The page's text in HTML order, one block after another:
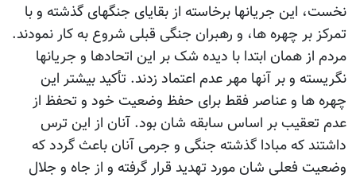
نخست، این جریانها برخاسته از بقایای جنگهای گذشته و با
تمرکز بر چهره ها، و رهبران جنگی قبلی شروع به کار نمودند.
مردم از همان ابتدا با دیده شک بر این اتحادها و جریانها
نگریسته و بر آنها مهر عدم اعتماد زدند. تأکید بیشتر این
چهره ها و عناصر فقط برای حفظ وضعیت خود و تحفظ از
عدم تعقیب بر اساس سابقه شان بود. آنان از این ترس
داشتند که مبادا گذشته جنگی و جرمی آنان باعث گردد که
وضعیت فعلی شان مورد تهدید قرار گرفته و از جاه و جلال